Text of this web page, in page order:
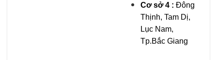
Cơ sở 4 : Đông
Thịnh, Tam Dị,
Lục Nam,
Tp.Bắc Giang